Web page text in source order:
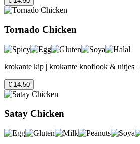
Tornado Chicken
krokante kip | krokante knoflook & uitjes |
€ 14.50
Satay Chicken